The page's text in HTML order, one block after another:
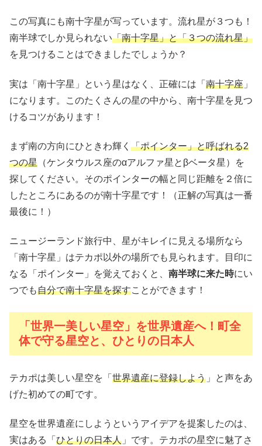
この写真にも南十字星が写っています。流れ星が３つも！
南半球でしか見られない「南十字星」と「３つの流れ星」
を見つけることはできましたでしょうか？
実は「南十字星」という星はなく、正確には「 南十字座 」
になります。このたくさんの星の中から、南十字星を見つ
けるコツがあります！
まず南の方向にひときわ輝く 「ポインター」と呼ばれる2
つの星 （ケンタウルス座のαアルファ星とβベータ星）を
探してください。そのポインターの幅と同じ距離を２倍に
したところにあるのが南十字星です！（正解の写真は一番
最後に！）
ニュージーランド旅行中、星がキレイに見える場所なら
「南十字星」はテカポ以外の場所でも見られます。目印に
なる「ポインター」を覚えておくと、 南半球に来た時にい
つでも自分で南十字星を探すことができます！
「世界一美しい星空」を世界遺産へ！町全
体で守る星空と、ひとりの日本人
テカポは美しい星空を「 世界遺産に登録しよう 」と声をあ
げた初めての町です。
星空を世界遺産にしようというアイデアを提案したのは、
実はある「 ひとりの日本人 」です。テカポの星空に魅了さ